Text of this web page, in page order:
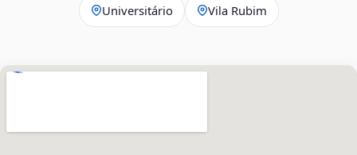
Universitário Vila Rubim